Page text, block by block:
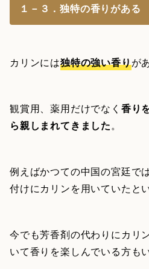
１－３．独特の香りがある
カリンには独特の強い香りが
観賞用、薬用だけでなく 香り
ら親しまれてきました。
例えばかつての中国の宮廷で
付けにカリンを用いていたと
今でも芳香剤の代わりにカリ
いて香りを楽しんでいる方も